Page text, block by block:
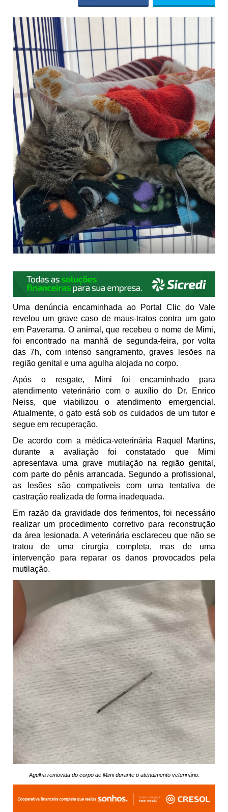
Uma denúncia encaminhada ao Portal Clic do Vale
revelou um grave caso de maus-tratos contra um gato
em Paverama. O animal, que recebeu o nome de Mimi,
foi encontrado na manhã de segunda-feira, por volta
das 7h, com intenso sangramento, graves lesões na
região genital e uma agulha alojada no corpo.
Após o resgate, Mimi foi encaminhado para
atendimento veterinário com o auxílio do Dr. Enrico
Neiss, que viabilizou o atendimento emergencial.
Atualmente, o gato está sob os cuidados de um tutor e
segue em recuperação.
De acordo com a médica-veterinária Raquel Martins,
durante a avaliação foi constatado que Mimi
apresentava uma grave mutilação na região genital,
com parte do pênis arrancada. Segundo a profissional,
as lesões são compatíveis com uma tentativa de
castração realizada de forma inadequada.
Em razão da gravidade dos ferimentos, foi necessário
realizar um procedimento corretivo para reconstrução
da área lesionada. A veterinária esclareceu que não se
tratou de uma cirurgia completa, mas de uma
intervenção para reparar os danos provocados pela
mutilação.
Agulha removida do corpo de Mimi durante o atendimento veterinário.